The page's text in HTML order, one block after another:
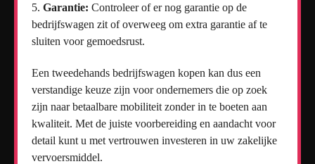
Garantie: Controleer of er nog garantie op de
bedrijfswagen zit of overweeg om extra garantie af te
sluiten voor gemoedsrust.
Een tweedehands bedrijfswagen kopen kan dus een
verstandige keuze zijn voor ondernemers die op zoek
zijn naar betaalbare mobiliteit zonder in te boeten aan
kwaliteit. Met de juiste voorbereiding en aandacht voor
detail kunt u met vertrouwen investeren in uw zakelijke
vervoersmiddel.